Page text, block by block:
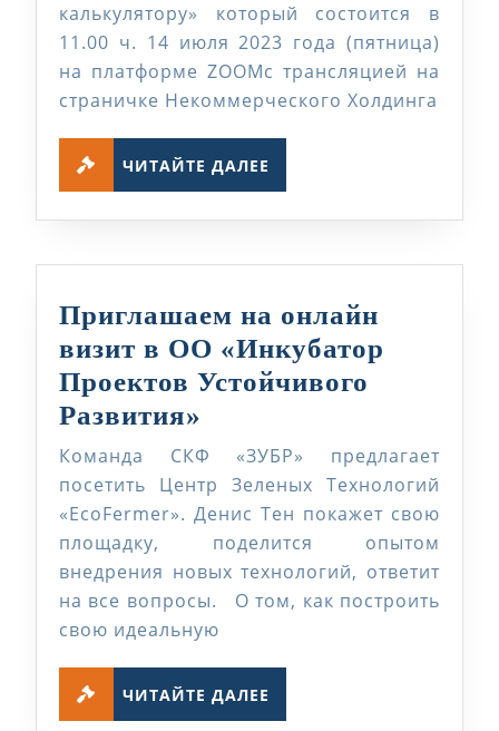
социальному
калькулятору»
калькулятору» который состоится в
11.00 ч. 14 июля 2023 года (пятница)
на платформе ZOOMс трансляцией на
страничке Некоммерческого Холдинга
ЧИТАЙТЕ ДАЛЕЕ
Приглашаем на онлайн
визит в ОО «Инкубатор
Проектов Устойчивого
Развития»
на
онлайн
визит
в
ОО
«Инкубатор
Развития»
Команда СКФ «ЗУБР» предлагает
посетить Центр Зеленых Технологий
«EcoFermer». Денис Тен покажет свою
площадку, поделится опытом
внедрения новых технологий, ответит
на все вопросы. О том, как построить
свою идеальную
ЧИТАЙТЕ ДАЛЕЕ